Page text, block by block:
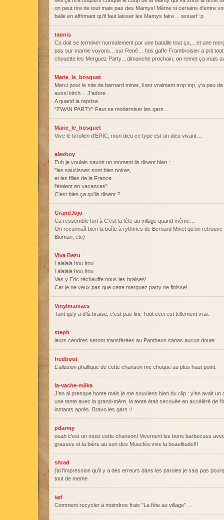
on peut rire de tout mais pas des Mamys! Même si certains d'entre
balle en affirmant qu'il faut laisser les Mamys faire… wouarf :p
tannis
Ca doit se terminer normalement par une bataille tout ça,…et une
pas sur mamie voyons…sur René… fais gaffe Frambroisier a prit
chouette les Merguez Party…dimanche prochain, on remet ça mais
Marie_le_bosquet
Merci pour le site de bernard minet, il est vraiment trop top, y'a peu
aussi kitch… J'adore…
A quand la reprise
"ZWAN PARTY" Faut se moderniser les gars…
Marie_le_bosquet
Vive le tirrolien d'ERIC, mon dieu ce type est un dieu vivant…
alexboy
Euh je voulais savoir un moment ils disent bien :
"les saucisses sont bien noires,
et les filles de la France
l'étaient en vacances"
C'est bien ça qu'ils disent ?
GrandJojo
Ca ressemble fort à C'est la fête au village quand même…
On reconnaît bien la boîte à rythmes de Bernard Minet qu'on
Bioman, etc)
Viva Bezu
Lalalala Itou Itou
Lalalala Itou Itou
Vas y Eric réchauffe nous les braises!
Car je ne veux pas que cette merguez party ne finisse!
Vinylmaniacs
Tant qu'y a d'là braise, c'est pas fini. Tout ceci est tellement vrai.
steph
leurs cendres seront transférées au Pantheon sanas aucun doute…
fredboot
L'allusion phallique de cette chanson me choque au plus haut point.
la-vache-milka
J'en ai presque honte mais je me souviens bien du clip : y'en avait un
une tente avec la grand-mère, la tente était secouée en accéléré de
instants après. Bravo les gars :/
pdarmy
ouah c'est un must cette chanson! Vivement les bons barbecues
grasses et la bière au son des Musclés:vive la beaufitude!!!
shrad
j'ai l'impression qu'il y a des erreurs dans les paroles je sais pas
tout de meme
iarl
Comment recycler à moindres frais "La fête au village" …